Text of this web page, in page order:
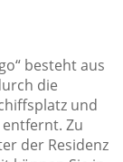
besteht aus
die
und
Zu
der Residenz